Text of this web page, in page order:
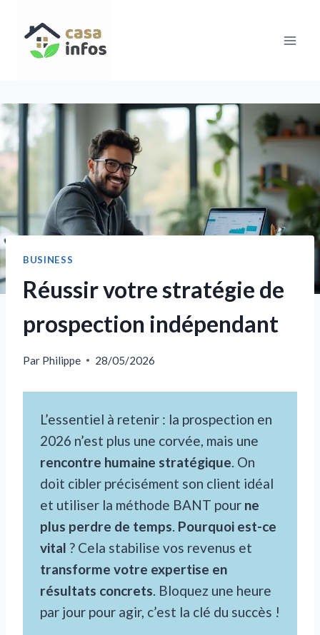
contenu
BUSINESS
Réussir votre stratégie de
prospection indépendant
Par Philippe 28/05/2026
L’essentiel à retenir : la prospection en
2026 n’est plus une corvée, mais une
rencontre humaine stratégique. On
doit cibler précisément son client idéal
et utiliser la méthode BANT pour ne
plus perdre de temps. Pourquoi est-ce
vital ? Cela stabilise vos revenus et
transforme votre expertise en
résultats concrets. Bloquez une heure
par jour pour agir, c’est la clé du succès !